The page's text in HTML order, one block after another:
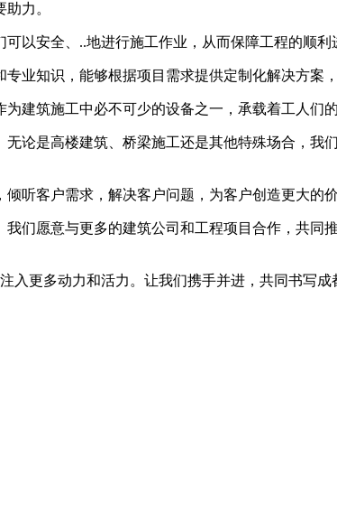
力。
以安全、..地进行施工作业，从而保障工程的顺利
业知识，能够根据项目需求提供定制化解决方案
建筑施工中必不可少的设备之一，承载着工人们的
论是高楼建筑、桥梁施工还是其他特殊场合，我
听客户需求，解决客户问题，为客户创造更大的价
们愿意与更多的建筑公司和工程项目合作，共同
更多动力和活力。让我们携手并进，共同书写成